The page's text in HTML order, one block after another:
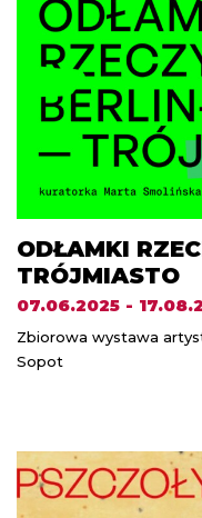
ODŁAMKI
TRÓJMIASTO
07.06.2025 -
Zbiorowa wystawa
Sopot